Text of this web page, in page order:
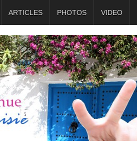
ARTICLES PHOTOS VIDEO